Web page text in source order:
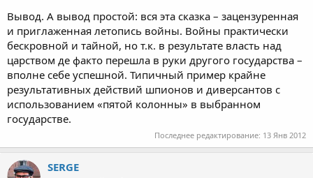
Вывод. А вывод простой: вся эта сказка – зацензуренная
и приглаженная летопись войны. Войны практически
бескровной и тайной, но т.к. в результате власть над
царством де факто перешла в руки другого государства –
вполне себе успешной. Типичный пример крайне
результативных действий шпионов и диверсантов с
использованием «пятой колонны» в выбранном
государстве.
Последнее редактирование: 13 Янв 2012
SERGE